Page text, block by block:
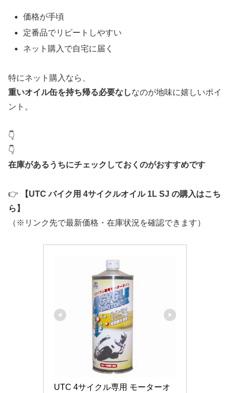
価格が手頃
定番品でリピートしやすい
ネット購入で自宅に届く
特にネット購入なら、
重いオイル缶を持ち帰る必要なしなのが地味に嬉しいポイ
ント。
👇
👇
在庫があるうちにチェックしておくのがおすすめです
👉
【UTC バイク用 4サイクルオイル 1L SJ の購入はこち
ら】
（※リンク先で最新価格・在庫状況を確認できます）
UTC 4サイクル専用 モーターオ